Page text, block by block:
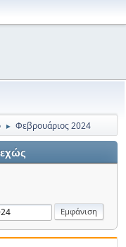
► Φεβρουάριος 2024